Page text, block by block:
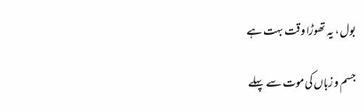
بول، یہ تھوڑا وقت بہت ہے
جسم و زباں کی موت سے پہلے